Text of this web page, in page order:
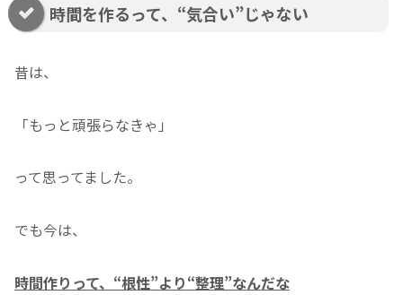
時間を作るって、“気合い”じゃない
昔は、
「もっと頑張らなきゃ」
って思ってました。
でも今は、
時間作りって、“根性”より“整理”なんだな